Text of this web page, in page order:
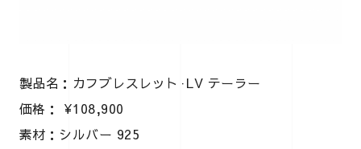
製品名：カフブレスレット·LV テーラー
価格： ¥108,900
素材：シルバー 925